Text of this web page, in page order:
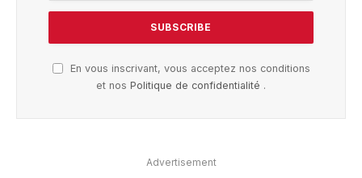
En vous inscrivant, vous acceptez nos conditions
et nos Politique de confidentialité .
Advertisement